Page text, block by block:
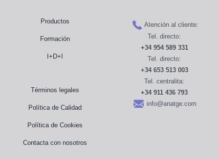
Productos
Formación
I+D+I
Términos legales
Política de Calidad
Política de Cookies
Contacta con nosotros
Atención al cliente:
Tel. directo:
+34 954 589 331
Tel. directo:
+34 653 513 003
Tel. centralita:
+34 911 436 793
info@anatge.com